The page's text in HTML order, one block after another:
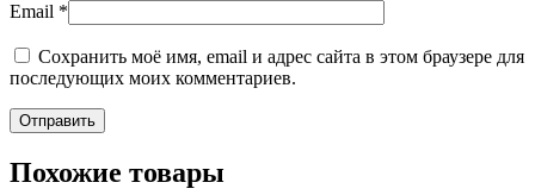
Email *
Сохранить моё имя, email и адрес сайта в этом браузере для
последующих моих комментариев.
Похожие товары